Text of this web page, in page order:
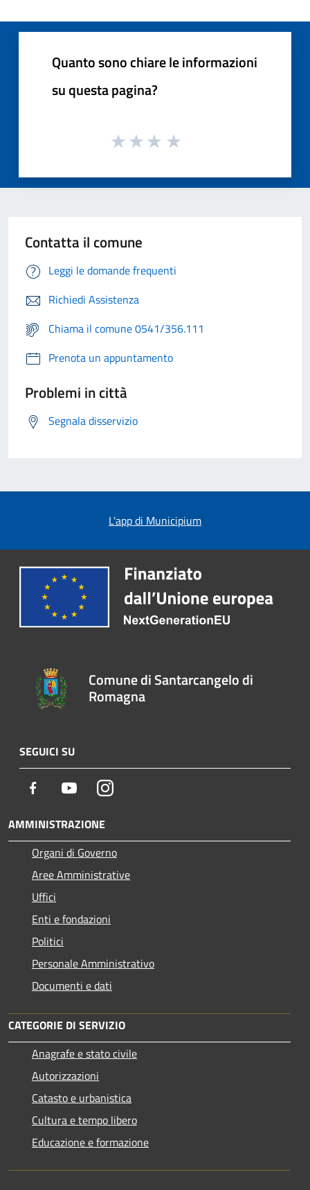
Quanto sono chiare le informazioni
su questa pagina?
Contatta il comune
Leggi le domande frequenti
Richiedi Assistenza
Chiama il comune 0541/356.111
Prenota un appuntamento
Problemi in città
Segnala disservizio
L'app di Municipium
Comune di Santarcangelo di
Romagna
SEGUICI SU
Facebook YoutubeInstagram
AMMINISTRAZIONE
Organi di Governo
Aree Amministrative
Uffici
Enti e fondazioni
Politici
Personale Amministrativo
Documenti e dati
CATEGORIE DI SERVIZIO
Anagrafe e stato civile
Autorizzazioni
Catasto e urbanistica
Cultura e tempo libero
Educazione e formazione